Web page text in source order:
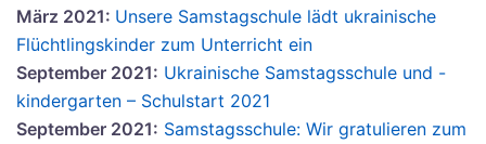
März 2021: Unsere Samstagschule lädt ukrainische
Flüchtlingskinder zum Unterricht ein
September 2021: Ukrainische Samstagsschule und -
kindergarten – Schulstart 2021
September 2021: Samstagsschule: Wir gratulieren zum